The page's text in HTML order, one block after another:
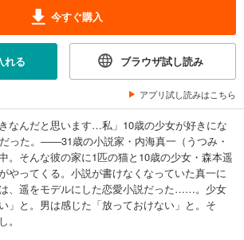
今すぐ購入
れる ブラウザ試し読み
アプリ試し読みはこちら
なんだと思います…私」10歳の少女が好きにな
った。――31歳の小説家・内海真一（うつみ・
。そんな彼の家に1匹の猫と10歳の少女・森本遥
やってくる。小説が書けなくなっていた真一に
、遥をモデルにした恋愛小説だった……。少女
」と。男は感じた「放っておけない」と。そ